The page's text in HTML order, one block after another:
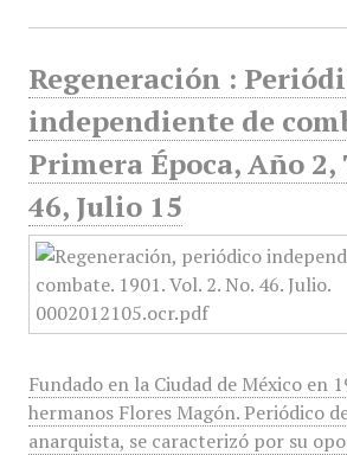
Regeneración :
independiente de
Primera Época, Año 2,
46, Julio 15
Fundado en la Ciudad de México en
hermanos Flores Magón. Periódico
anarquista, se caracterizó por su